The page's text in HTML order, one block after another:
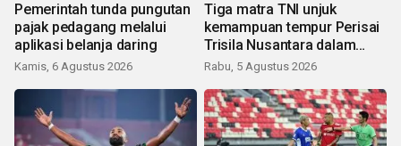
Pemerintah tunda pungutan
pajak pedagang melalui
aplikasi belanja daring
Kamis, 6 Agustus 2026
Tiga matra TNI unjuk
kemampuan tempur Perisai
Trisila Nusantara dalam
latihan di Kepri
Rabu, 5 Agustus 2026